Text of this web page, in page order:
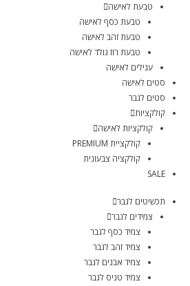
טבעת לאישה
טבעת כסף לאישה
טבעת זהב לאישה
טבעת רוז גולד לאישה
עגילים לאישה
סטים לאישה
סטים לגבר
קולקציות
קולקציות לאישה
קולקציית PREMIUM
קולקציה צבעונית
SALE
תכשיטים לגבר
צמידים לגבר
צמיד כסף לגבר
צמיד זהב לגבר
צמיד אבנים לגבר
צמיד טניס לגבר